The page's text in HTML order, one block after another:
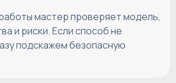
мастер проверяет модель,
и риски. Если способ не
подскажем безопасную